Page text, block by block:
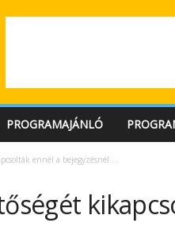
PROGRAMAJÁNLÓ
ennél a bejegyzésnél….